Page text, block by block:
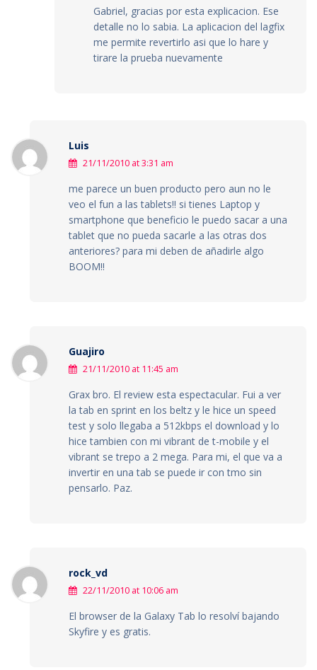
Gabriel, gracias por esta explicacion. Ese
detalle no lo sabia. La aplicacion del lagfix
me permite revertirlo asi que lo hare y
tirare la prueba nuevamente
Luis
21/11/2010 at 3:31 am
me parece un buen producto pero aun no le
veo el fun a las tablets!! si tienes Laptop y
smartphone que beneficio le puedo sacar a una
tablet que no pueda sacarle a las otras dos
anteriores? para mi deben de añadirle algo
BOOM!!
Guajiro
21/11/2010 at 11:45 am
Grax bro. El review esta espectacular. Fui a ver
la tab en sprint en los beltz y le hice un speed
test y solo llegaba a 512kbps el download y lo
hice tambien con mi vibrant de t-mobile y el
vibrant se trepo a 2 mega. Para mi, el que va a
invertir en una tab se puede ir con tmo sin
pensarlo. Paz.
rock_vd
22/11/2010 at 10:06 am
El browser de la Galaxy Tab lo resolví bajando
Skyfire y es gratis.